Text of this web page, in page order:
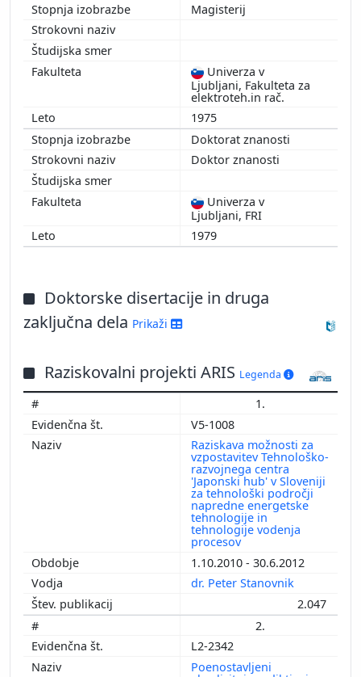
Magisterij
Univerza v
Ljubljani, Fakulteta za
elektroteh.in rač.
1975
Doktorat znanosti
Doktor znanosti
Univerza v
Ljubljani, FRI
1979
Doktorske disertacije in druga
zaključna dela Prikaži
Raziskovalni projekti ARIS Legenda
1.
V5-1008
Raziskava možnosti za
vzpostavitev Tehnološko-
razvojnega centra
'Japonski hub' v Sloveniji
za tehnološki področji
napredne energetske
tehnologije in
tehnologije vodenja
procesov
1.10.2010 - 30.6.2012
dr. Peter Stanovnik
2.047
2.
L2-2342
Poenostavljeni